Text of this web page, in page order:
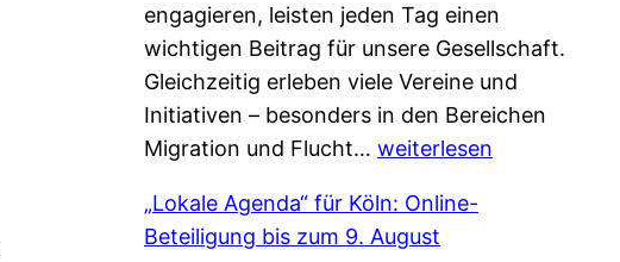
e
n
V
e
r
t
ä
engagieren, leisten jeden Tag einen
wichtigen Beitrag für unsere Gesellschaft.
Gleichzeitig erleben viele Vereine und
Initiativen – besonders in den Bereichen
Migration und Flucht… G
m
e
weiterlesen
„Lokale Agenda“ für Köln: Online-
Beteiligung bis zum 9. August